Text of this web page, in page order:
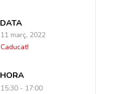
DATA
11 març, 2022
Caducat!
HORA
15:30 - 17:00